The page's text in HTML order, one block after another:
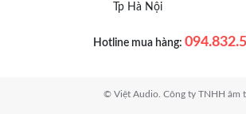
Tp Hà Nội
Hotline mua hàng:
© Việt Audio. Công ty TNHH âm